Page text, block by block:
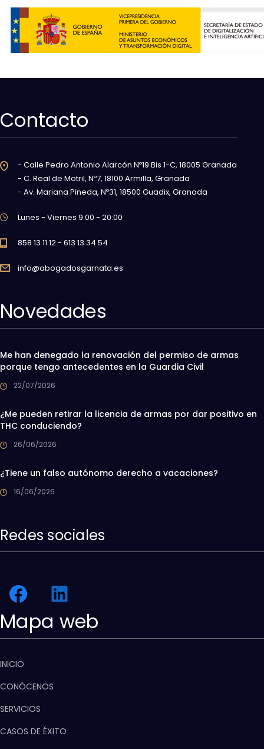
Contacto
- Calle Pedro Antonio Alarcón Nº19 Bis 1-C, 18005 Granada
- C. Real de Motril, Nº7, 18100 Armilla, Granada
- Av. Mariana Pineda, Nº31, 18500 Guadix, Granada
Lunes - Viernes 9:00 - 20:00
858 13 11 12 - 613 13 34 54
info@abogadosgarnata.es
Novedades
Me han denegado la renovación del permiso de armas
porque tengo antecedentes en la Guardia Civil
22/07/2026
¿Me pueden retirar la licencia de armas por dar positivo en
THC conduciendo?
26/06/2026
¿Tiene un falso autónomo derecho a vacaciones?
16/06/2026
Redes sociales
Mapa web
INICIO
CONÓCENOS
SERVICIOS
CASOS DE ÉXITO